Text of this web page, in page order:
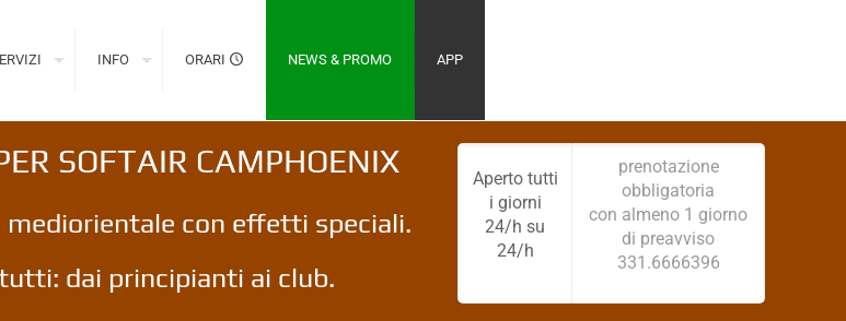
INFO ORARI NEWS & PROMO APP
SOFTAIR CAMPHOENIX
con effetti speciali.
dai principianti ai club.
Aperto tutti
i giorni
24/h su
24/h
prenotazione
obbligatoria
con almeno 1 giorno
di preavviso
331.6666396